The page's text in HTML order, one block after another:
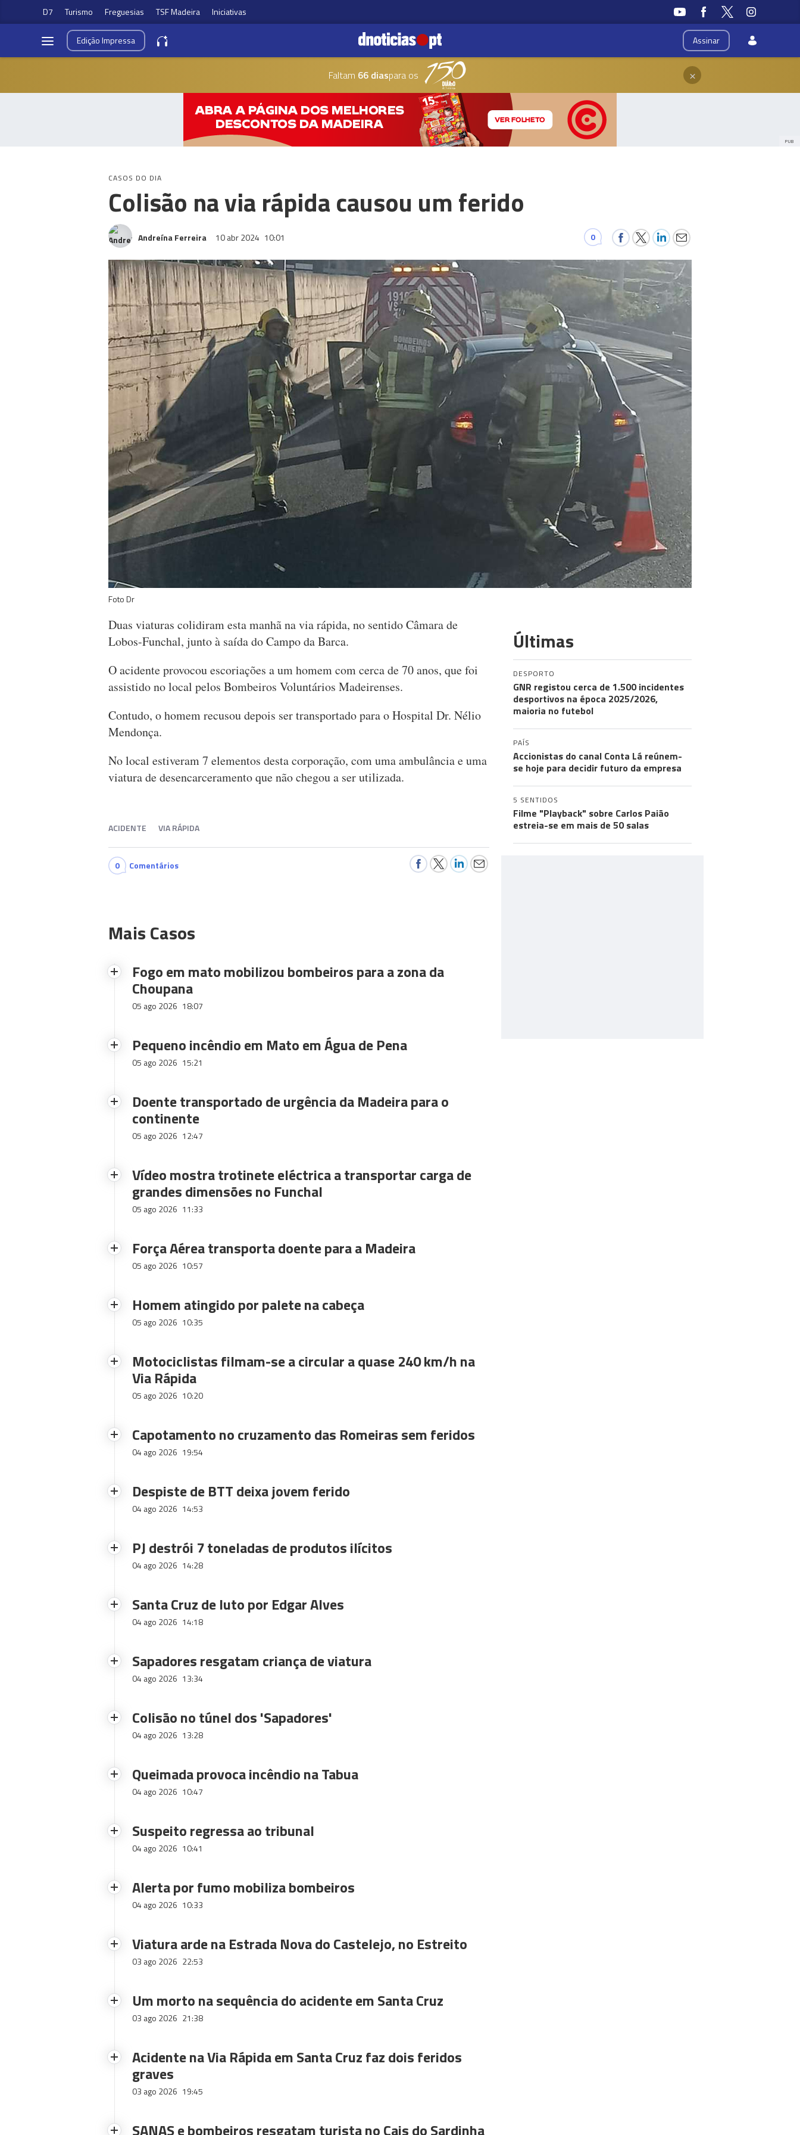
D7 Turismo Freguesias TSF Madeira Iniciativas
Assinar
EdiçãoImpressa
Faltam 66 diaspara os ×
PUB
CASOS DO DIA
Colisão na via rápida causou um ferido
Andreína Ferreira 10 abr 2024 10:01 0
Foto Dr
Duas viaturas colidiram esta manhã na via rápida, no sentido Câmara de
Lobos-Funchal, junto à saída do Campo da Barca.
O acidente provocou escoriações a um homem com cerca de 70 anos, que foi
assistido no local pelos Bombeiros Voluntários Madeirenses.
Contudo, o homem recusou depois ser transportado para o Hospital Dr. Nélio
Mendonça.
No local estiveram 7 elementos desta corporação, com uma ambulância e uma
viatura de desencarceramento que não chegou a ser utilizada.
ACIDENTE VIA RÁPIDA
0 Comentários
Mais Casos
Fogo em mato mobilizou bombeiros para a zona da
Choupana
05 ago 2026 18:07
Pequeno incêndio em Mato em Água de Pena
05 ago 2026 15:21
Doente transportado de urgência da Madeira para o
continente
05 ago 2026 12:47
Vídeo mostra trotinete eléctrica a transportar carga de
grandes dimensões no Funchal
05 ago 2026 11:33
Força Aérea transporta doente para a Madeira
05 ago 2026 10:57
Homem atingido por palete na cabeça
05 ago 2026 10:35
Motociclistas filmam-se a circular a quase 240 km/h na
Via Rápida
05 ago 2026 10:20
Capotamento no cruzamento das Romeiras sem feridos
04 ago 2026 19:54
Despiste de BTT deixa jovem ferido
04 ago 2026 14:53
PJ destrói 7 toneladas de produtos ilícitos
04 ago 2026 14:28
Santa Cruz de luto por Edgar Alves
04 ago 2026 14:18
Sapadores resgatam criança de viatura
04 ago 2026 13:34
Colisão no túnel dos 'Sapadores'
04 ago 2026 13:28
Queimada provoca incêndio na Tabua
04 ago 2026 10:47
Suspeito regressa ao tribunal
04 ago 2026 10:41
Alerta por fumo mobiliza bombeiros
04 ago 2026 10:33
Viatura arde na Estrada Nova do Castelejo, no Estreito
03 ago 2026 22:53
Um morto na sequência do acidente em Santa Cruz
03 ago 2026 21:38
Acidente na Via Rápida em Santa Cruz faz dois feridos
graves
03 ago 2026 19:45
SANAS e bombeiros resgatam turista no Cais do Sardinha
Últimas
DESPORTO
GNR registou cerca de 1.500 incidentes
desportivos na época 2025/2026,
maioria no futebol
PAÍS
Accionistas do canal Conta Lá reúnem-
se hoje para decidir futuro da empresa
5 SENTIDOS
Filme "Playback" sobre Carlos Paião
estreia-se em mais de 50 salas